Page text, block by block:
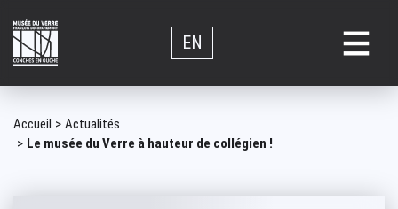
contenu
EN
Fil
Accueil
Actualités
Le musée du Verre à hauteur de collégien !